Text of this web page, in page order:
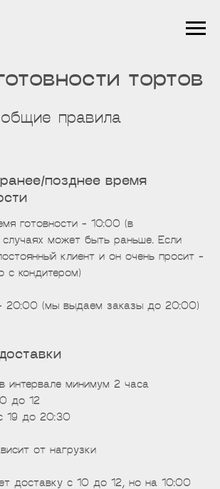
тортов
общие правила
позднее время
готовности - 10:00 (в
случаях может быть раньше. Если
клиент и он очень просит -
с кондитером)
20:00 (мы выдаем заказы до 20:00)
интервале минимум 2 часа
до 12
19 до 20:30
от нагрузки
доставку с 10 до 12, но на 10:00